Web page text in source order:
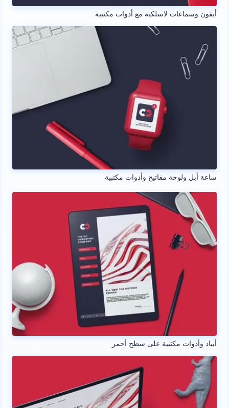
أيفون وسماعات لاسلكية مع أدوات مكتبية
ساعة أبل ولوحة مفاتيح وأدوات مكتبية
أيباد وأدوات مكتبية على سطح أحمر